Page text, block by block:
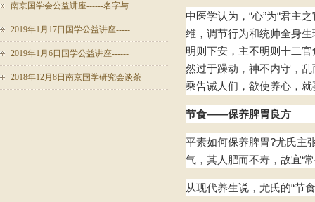
南京国学会公益讲座------名字与
2019年1月17日国学公益讲座-----
2019年1月6日国学公益讲座------
2018年12月8日南京国学研究会谈茶
中医学认为，“心”为“君主
维，调节行为和统帅全身生
明则下安，主不明则十二
然过于躁动，神不内守，
乘告诫人们，欲使养心，
节食——保养脾胃良方
平素如何保养脾胃?尤氏主
气，其人肥而不寿，故宜‘
从现代养生说，尤氏的“节